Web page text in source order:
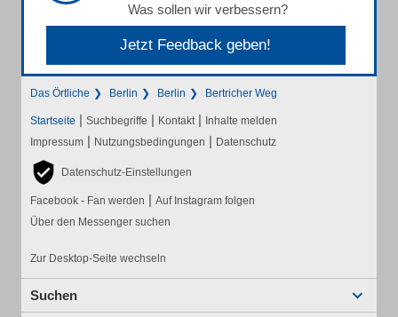
Was sollen wir verbessern?
Jetzt Feedback geben!
Das Örtliche Berlin Berlin Bertricher Weg
Startseite | Suchbegriffe | Kontakt | Inhalte melden
Impressum | Nutzungsbedingungen | Datenschutz
Datenschutz-Einstellungen
Facebook - Fan werden | Auf Instagram folgen
Über den Messenger suchen
Zur Desktop-Seite wechseln
Suchen